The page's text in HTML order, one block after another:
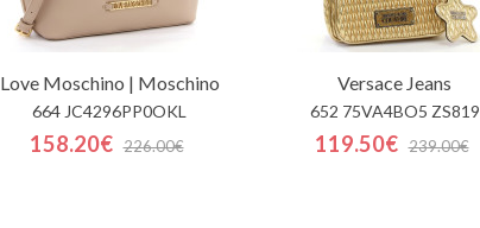
Love Moschino | Moschino
664 JC4296PP0OKL
158.20€ 226.00€
Versace Jeans
652 75VA4BO5 ZS819
119.50€ 239.00€